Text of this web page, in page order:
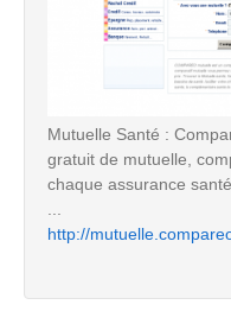
Mutuelle Santé :
gratuit de mutuelle,
chaque assurance
http://